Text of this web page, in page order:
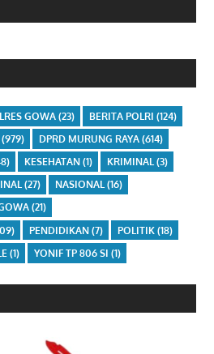
GOWA(23) BERITA POLRI (124)
(979) DPRD MURUNG RAYA(614)
KESEHATAN(1) KRIMINAL(3)
(27) NASIONAL(16)
(21)
PENDIDIKAN(7) POLITIK(18)
(1) YONIF TP 806 SI (1)